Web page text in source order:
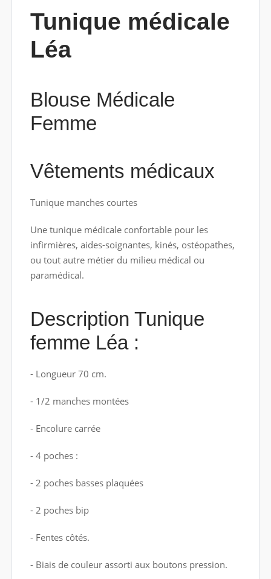
Tunique médicale
Léa
Blouse Médicale
Femme
Vêtements médicaux
Tunique manches courtes
Une tunique médicale confortable pour les
infirmières, aides-soignantes, kinés, ostéopathes,
ou tout autre métier du milieu médical ou
paramédical.
Description Tunique
femme Léa :
- Longueur 70 cm.
- 1/2 manches montées
- Encolure carrée
- 4 poches :
- 2 poches basses plaquées
- 2 poches bip
- Fentes côtés.
- Biais de couleur assorti aux boutons pression.